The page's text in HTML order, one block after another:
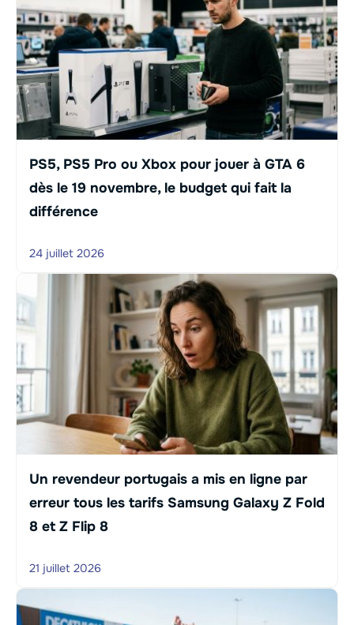
PS5, PS5 Pro ou Xbox pour jouer à GTA 6
dès le 19 novembre, le budget qui fait la
différence
24 juillet 2026
Un revendeur portugais a mis en ligne par
erreur tous les tarifs Samsung Galaxy Z Fold
8 et Z Flip 8
21 juillet 2026